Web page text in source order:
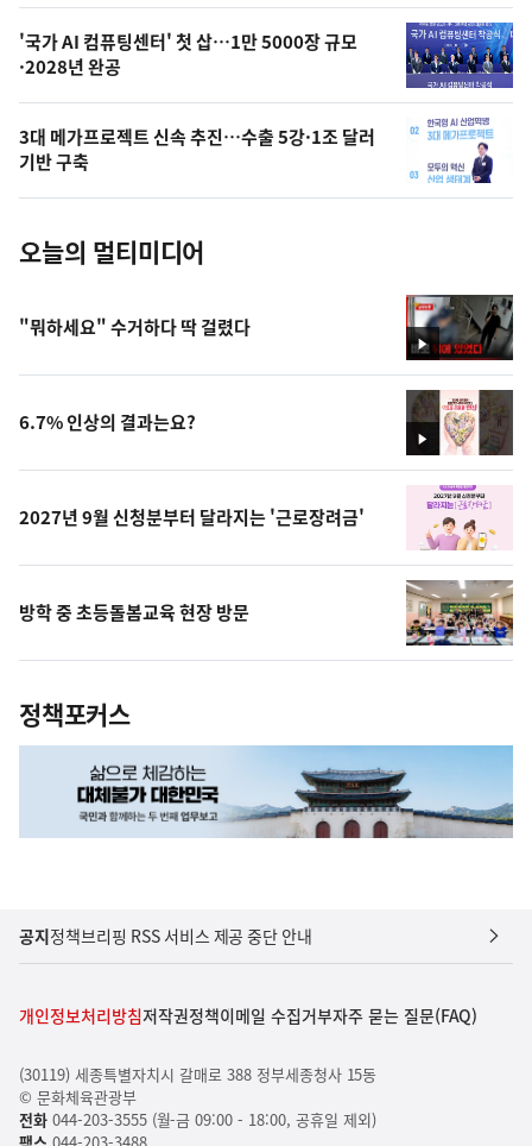
오
의
사
진
'국가 AI 컴퓨팅센터' 첫 삽…1만 5000장 규모
·2028년 완공
3대 메가프로젝트 신속 추진…수출 5강·1조 달러
기반 구축
오늘의 멀티미디어
영
상
"뭐하세요" 수거하다 딱 걸렸다
영
상
6.7% 인상의 결과는요?
2027년 9월 신청분부터 달라지는 '근로장려금'
방학 중 초등돌봄교육 현장 방문
정책포커스
공지정책브리핑 RSS 서비스 제공 중단 안내
개인정보처리방침저작권정책이메일 수집거부자주 묻는 질문(FAQ)
(30119) 세종특별자치시 갈매로 388 정부세종청사 15동
© 문화체육관광부
전화044-203-3555 (월-금 09:00 - 18:00, 공휴일 제외)